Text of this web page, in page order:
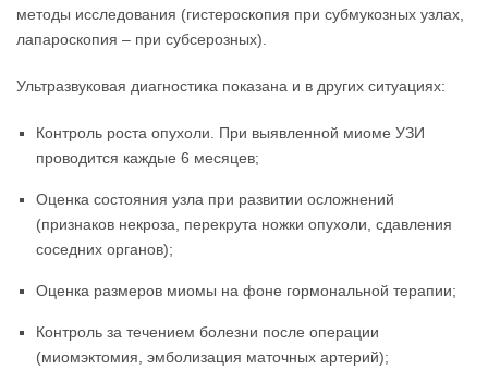
методы исследования (гистероскопия при субмукозных узлах,
лапароскопия – при субсерозных).
Ультразвуковая диагностика показана и в других ситуациях:
Контроль роста опухоли. При выявленной миоме УЗИ
проводится каждые 6 месяцев;
Оценка состояния узла при развитии осложнений
(признаков некроза, перекрута ножки опухоли, сдавления
соседних органов);
Оценка размеров миомы на фоне гормональной терапии;
Контроль за течением болезни после операции
(миомэктомия, эмболизация маточных артерий);